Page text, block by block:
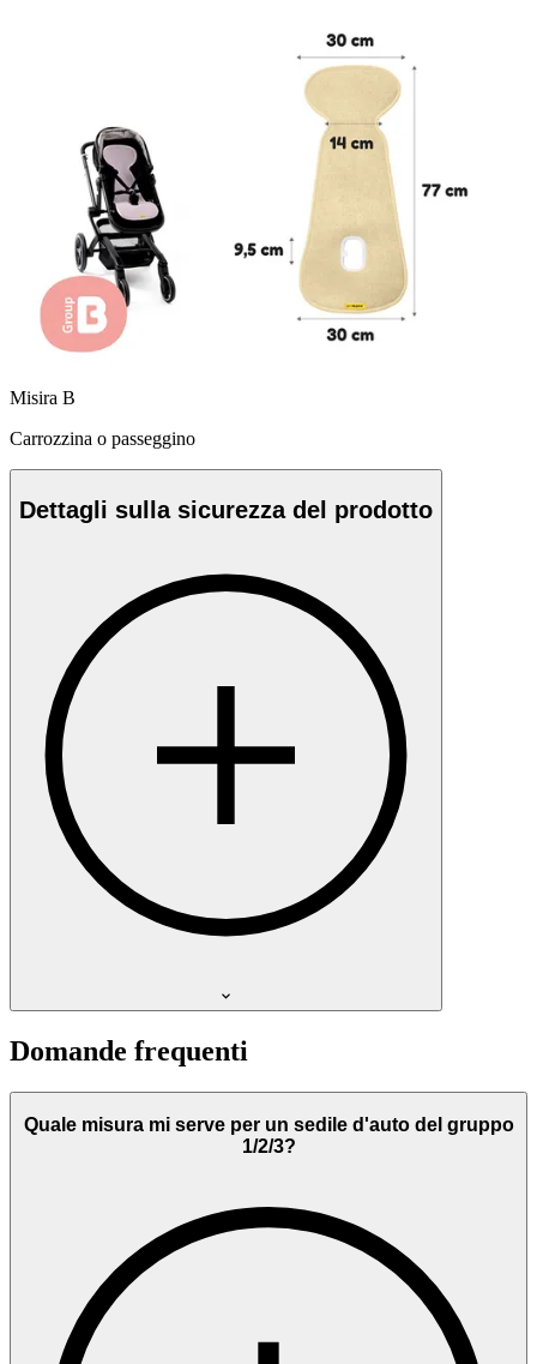
Misira B
Carrozzina o passeggino
Dettagli sulla sicurezza del prodotto
Domande frequenti
Quale misura mi serve per un sedile d'auto del gruppo
1/2/3?